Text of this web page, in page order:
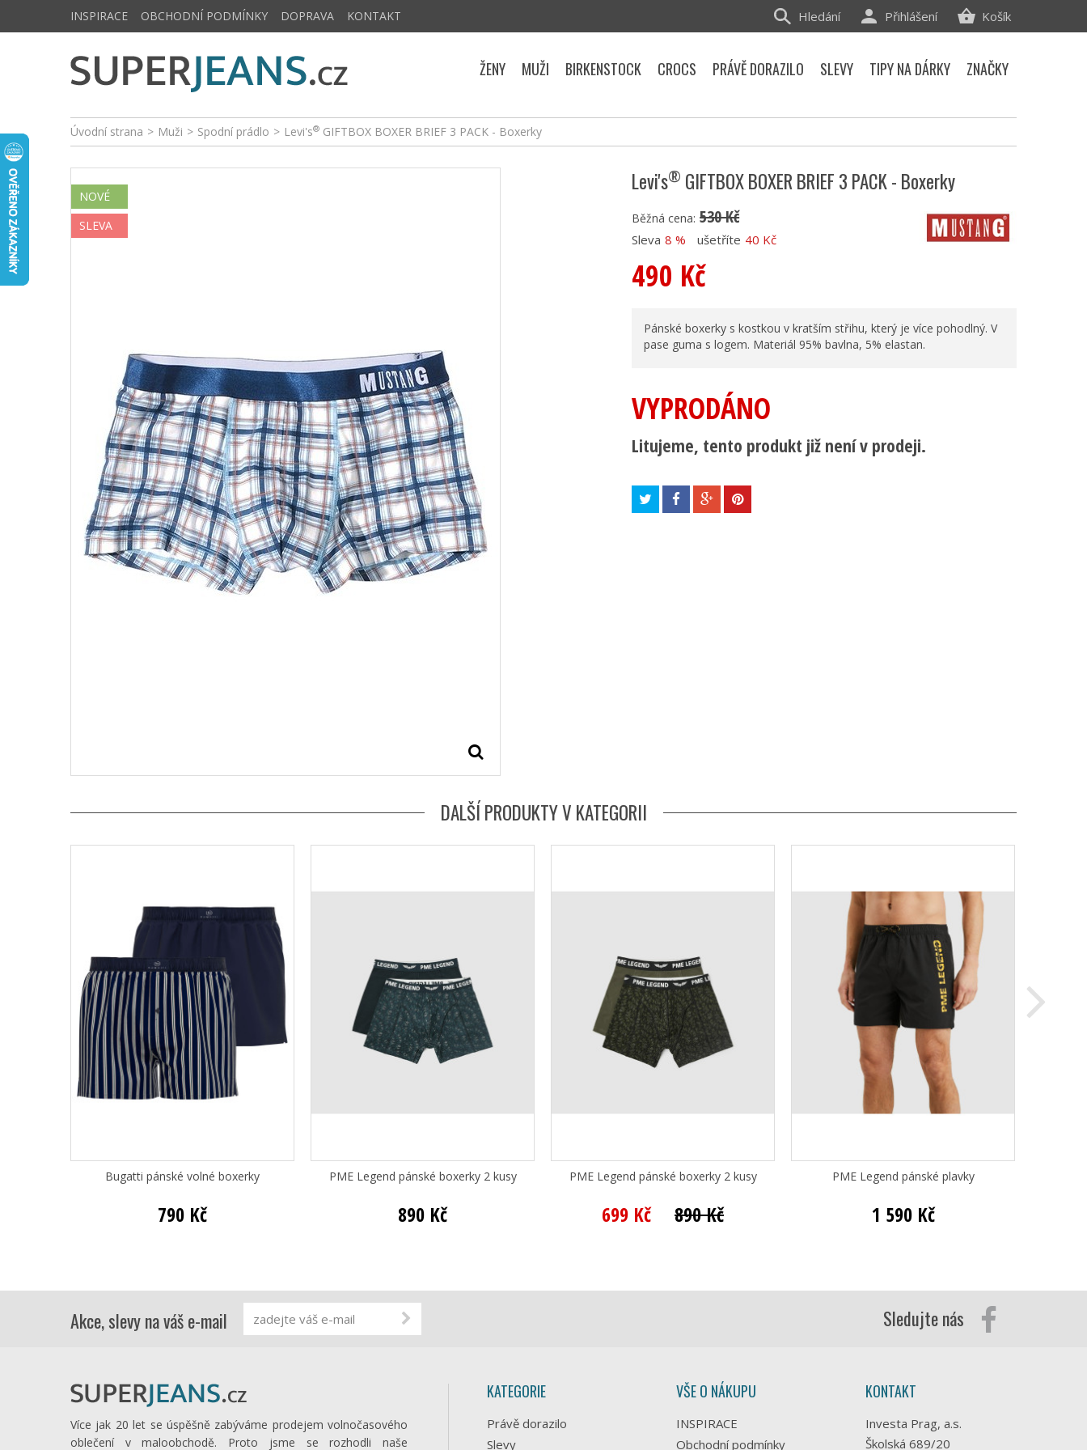
Úvodní strana > Muži > Spodní prádlo > Levi's® GIFTBOX BOXER BRIEF 3 PACK - Boxerky
NOVÉ
SLEVA
Levi's® GIFTBOX BOXER BRIEF 3 PACK - Boxerky
Běžná cena: 530 Kč
Sleva 8 % ušetříte 40 Kč
490 Kč
Pánské boxerky s kostkou v kratším střihu, který je více pohodlný. V
pase guma s logem. Materiál 95% bavlna, 5% elastan.
VYPRODÁNO
Litujeme, tento produkt již není v prodeji.
DALŠÍ PRODUKTY V KATEGORII
Bugatti pánské volné boxerky
790 Kč
PME Legend pánské boxerky 2 kusy
890 Kč
PME Legend pánské boxerky 2 kusy
699 Kč 890 Kč
PME Legend pánské plavky
1 590 Kč
INSPIRACE OBCHODNÍ PODMÍNKY DOPRAVA KONTAKT Košík
Přihlášení
Hledání
ŽENY MUŽI BIRKENSTOCK CROCS PRÁVĚ DORAZILO SLEVY TIPY NA DÁRKY ZNAČKY
Akce, slevy na váš e-mail Sledujte nás
Více jak 20 let se úspěšně zabýváme prodejem volnočasového
oblečení v maloobchodě. Proto jsme se rozhodli naše
KATEGORIE
Právě dorazilo
Slevy
VŠE O NÁKUPU
INSPIRACE
Obchodní podmínky
KONTAKT
Investa Prag, a.s.
Školská 689/20